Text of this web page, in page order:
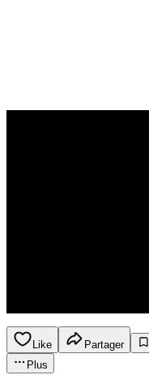
Like Partager
Plus